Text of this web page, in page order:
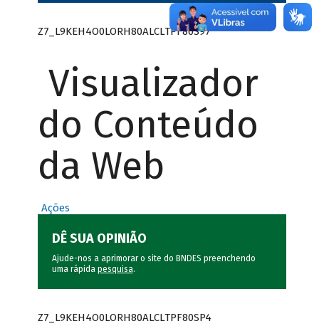
Z7_L9KEH4O0LORH80ALCLTPF80S97
Visualizador
do Conteúdo
da Web
Ações
DÊ SUA OPINIÃO
Ajude-nos a aprimorar o site do BNDES preenchendo
uma rápida pesquisa.
Z7_L9KEH4O0LORH80ALCLTPF80SP4